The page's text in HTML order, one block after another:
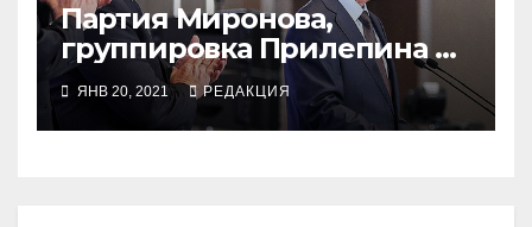
Партия Миронова,
группировка Прилепина и
организация «Патриоты
России» договариваются
об объединении под
ЯНВ 20, 2021 РЕДАКЦИЯ